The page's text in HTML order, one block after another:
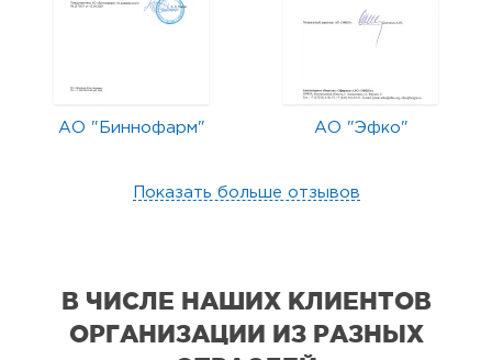
АО "Биннофарм" АО "Эфко"
Показать больше отзывов
В ЧИСЛЕ НАШИХ КЛИЕНТОВ
ОРГАНИЗАЦИИ ИЗ РАЗНЫХ